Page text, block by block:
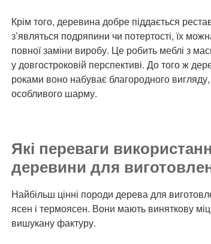
Крім того, деревина добре піддається
з’являться подряпини чи потертості, їх
повної заміни виробу. Це робить меблі з
у довгостроковій перспективі. До того ж
роками воно набуває благородного
особливого шарму.
Які переваги
деревини для
Найбільш цінні породи дерева для
ясен і термоясен. Вони мають виняткову
вишукану фактуру.